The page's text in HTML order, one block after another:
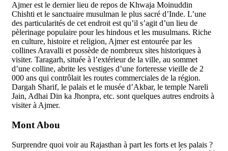
Ajmer est le dernier lieu de repos de Khwaja Moinuddin
Chishti et le sanctuaire musulman le plus sacré d’Inde. L’une
des particularités de cet endroit est qu’il s’agit d’un lieu de
pèlerinage populaire pour les hindous et les musulmans. Riche
en culture, histoire et religion, Ajmer est entourée par les
collines Aravalli et possède de nombreux sites historiques à
visiter. Taragarh, située à l’extérieur de la ville, au sommet
d’une colline, abrite les vestiges d’une forteresse vieille de 2
000 ans qui contrôlait les routes commerciales de la région.
Dargah Sharif, le palais et le musée d’Akbar, le temple Nareli
Jain, Adhai Din ka Jhonpra, etc. sont quelques autres endroits à
visiter à Ajmer.
Mont Abou
Surprendre quoi voir au Rajasthan à part les forts et les palais ?